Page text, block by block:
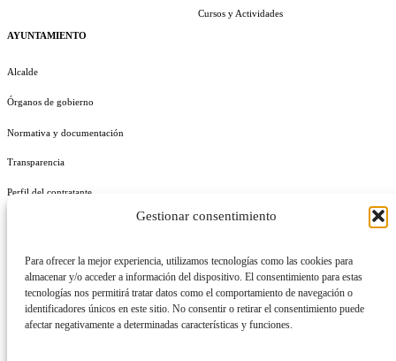
Gestionar consentimiento
Para ofrecer la mejor experiencia, utilizamos tecnologías como las cookies para
almacenar y/o acceder a información del dispositivo. El consentimiento para estas
tecnologías nos permitirá tratar datos como el comportamiento de navegación o
identificadores únicos en este sitio. No consentir o retirar el consentimiento puede
afectar negativamente a determinadas características y funciones.
AYUNTAMIENTO
Alcalde
Órganos de gobierno
Normativa y documentación
Transparencia
Perfil del contratante
Cursos y Actividades